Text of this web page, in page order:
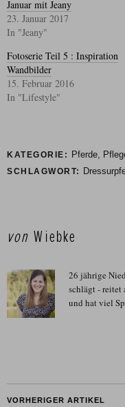
Januar mit Jeany
23. Januar 2017
In "Jeany"
Fotoserie Teil 5 : Inspiration
Wandbilder
15. Februar 2016
In "Lifestyle"
KATEGORIE: Pferde,
SCHLAGWORT:
vonWiebke
26 jährige
schlägt - reitet
und hat viel
VORHERIGER ARTIKEL